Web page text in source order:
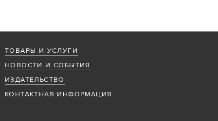
ТОВАРЫ И УСЛУГИ
НОВОСТИ И СОБЫТИЯ
ИЗДАТЕЛЬСТВО
КОНТАКТНАЯ ИНФОРМАЦИЯ